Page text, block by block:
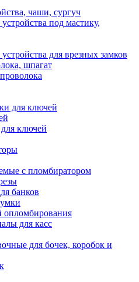
чаши, сургуч
под мастику,
для врезных замков
шпагат
для ключей
ключей
с пломбиратором
банков
опломбирования
для касс
для бочек, коробок и